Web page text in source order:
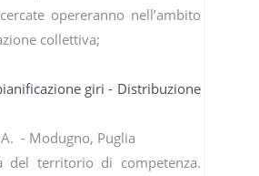
opereranno nell’ambito
collettiva;
giri - Distribuzione
- Modugno, Puglia
del territorio di competenza.